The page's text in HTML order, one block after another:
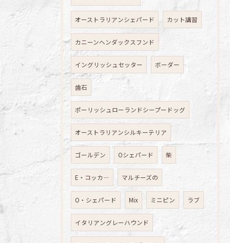
オーストラリアンシェパード カット講習
カニーンヘンダックスフンド
イングリッシュセッター ボーダー
歯石
ポーリッシュローランドシープードッグ
オーストラリアンシルキーテリア
ゴールデン Oシェパード 柴
E・コッカ― マルチーズの
O・シェパード Mix ミニピン ラブ
イタリアングレーハウンド